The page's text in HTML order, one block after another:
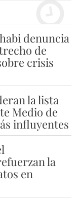
denuncia
de
crisis
la lista
Medio de
influyentes
la
en